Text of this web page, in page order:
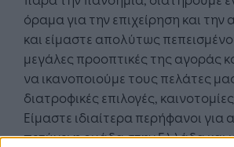
όραμα για την επιχείρηση και την
και είμαστε απολύτως
μεγάλες προοπτικές της αγοράς
να ικανοποιούμε τους πελάτες
διατροφικές επιλογές,
Είμαστε ιδιαίτερα περήφανοι για
πετύχει η ομάδα στην Ελλάδα και